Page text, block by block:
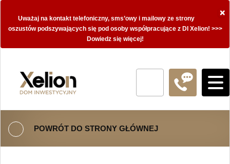
×
Uważaj na kontakt telefoniczny, sms’owy i mailowy ze strony
oszustów podszywających się pod osoby współpracujące z DI Xelion! >>>
Dowiedz się więcej!
POWRÓT DO STRONY GŁÓWNEJ